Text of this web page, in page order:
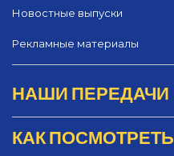
Новостные выпуски
Рекламные материалы
НАШИ ПЕРЕДАЧИ
КАК ПОСМОТРЕТЬ